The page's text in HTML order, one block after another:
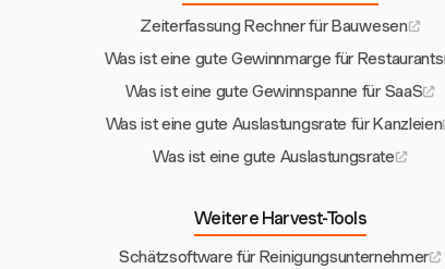
Zeiterfassung Rechner für Bauwesen
Was ist eine gute Gewinnmarge für Restaurants
Was ist eine gute Gewinnspanne für SaaS
Was ist eine gute Auslastungsrate für Kanzleien
Was ist eine gute Auslastungsrate
Weitere Harvest-Tools
Schätzsoftware für Reinigungsunternehmer